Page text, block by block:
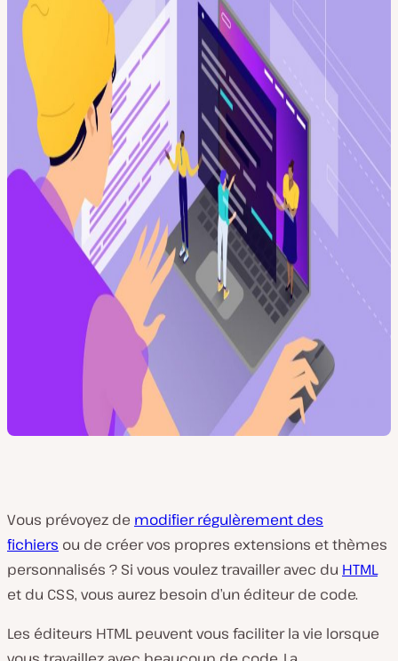
Vous prévoyez de modifier régulèrement des
fichiers ou de créer vos propres extensions et thèmes
personnalisés ? Si vous voulez travailler avec du HTML
et du CSS, vous aurez besoin d’un éditeur de code.
Les éditeurs HTML peuvent vous faciliter la vie lorsque